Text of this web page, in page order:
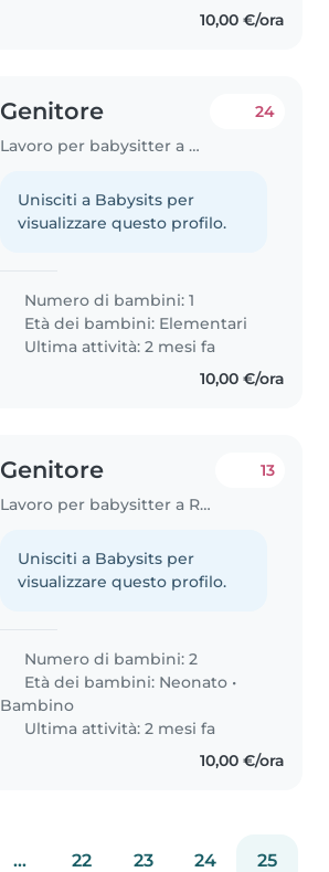
10,00 €/ora
Genitore
Lavoro per babysitter a Roma
24
Unisciti a Babysits per
visualizzare questo profilo.
Numero di bambini: 1
Età dei bambini: Elementari
Ultima attività: 2 mesi fa
10,00 €/ora
Genitore
Lavoro per babysitter a Roma
13
Unisciti a Babysits per
visualizzare questo profilo.
Numero di bambini: 2
Età dei bambini: Neonato •
Bambino
Ultima attività: 2 mesi fa
10,00 €/ora
... 22 23 24 25